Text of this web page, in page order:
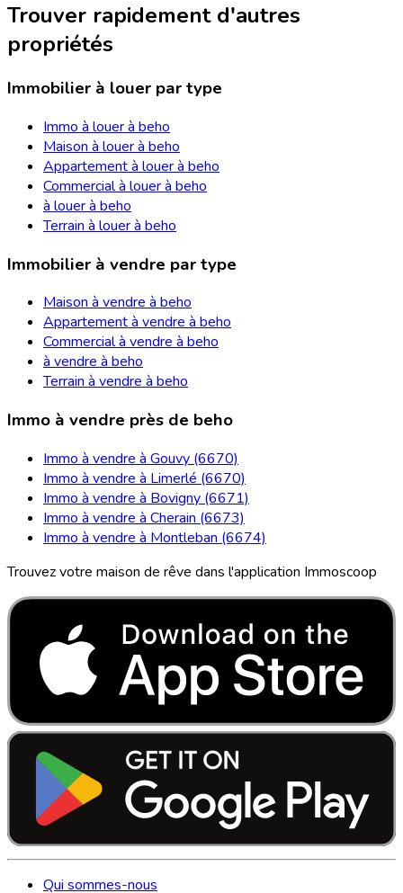
Trouver rapidement d'autres
propriétés
Immobilier à louer par type
Immo à louer à beho
Maison à louer à beho
Appartement à louer à beho
Commercial à louer à beho
à louer à beho
Terrain à louer à beho
Immobilier à vendre par type
Maison à vendre à beho
Appartement à vendre à beho
Commercial à vendre à beho
à vendre à beho
Terrain à vendre à beho
Immo à vendre près de beho
Immo à vendre à Gouvy (6670)
Immo à vendre à Limerlé (6670)
Immo à vendre à Bovigny (6671)
Immo à vendre à Cherain (6673)
Immo à vendre à Montleban (6674)
Trouvez votre maison de rêve dans l'application Immoscoop
Qui sommes-nous